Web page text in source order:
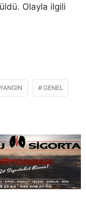
Olayla ilgili
GENEL